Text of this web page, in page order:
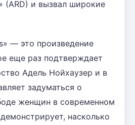
(ARD) и вызвал широкие
— это произведение
еще раз подтверждает
Адель Нойхаузер и в
задуматься о
женщин в современном
насколько